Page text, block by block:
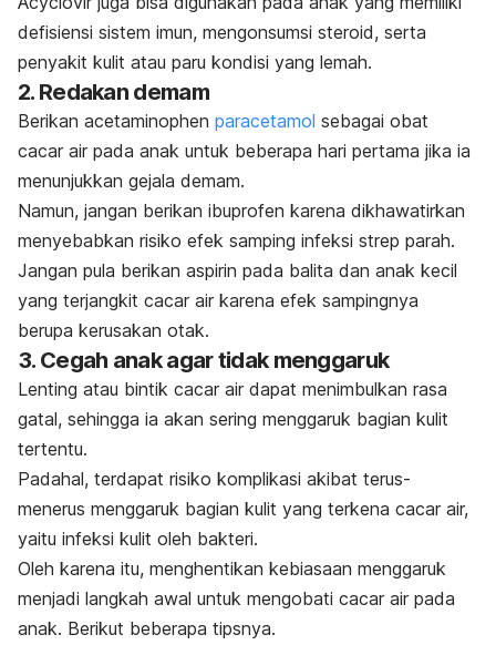
defisiensi sistem imun, mengonsumsi steroid, serta
penyakit kulit atau paru kondisi yang lemah.
2. Redakan demam
Berikan acetaminophen paracetamol sebagai obat
cacar air pada anak untuk beberapa hari pertama jika ia
menunjukkan gejala demam.
Namun, jangan berikan ibuprofen karena dikhawatirkan
menyebabkan risiko efek samping infeksi strep parah.
Jangan pula berikan aspirin pada balita dan anak kecil
yang terjangkit cacar air karena efek sampingnya
berupa kerusakan otak.
3. Cegah anak agar tidak menggaruk
Lenting atau bintik cacar air dapat menimbulkan rasa
gatal, sehingga ia akan sering menggaruk bagian kulit
tertentu.
Padahal, terdapat risiko komplikasi akibat terus-
menerus menggaruk bagian kulit yang terkena cacar air,
yaitu infeksi kulit oleh bakteri.
Oleh karena itu, menghentikan kebiasaan menggaruk
menjadi langkah awal untuk mengobati cacar air pada
anak. Berikut beberapa tipsnya.